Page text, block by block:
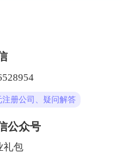
注册公司、疑问解答
公众号
礼包